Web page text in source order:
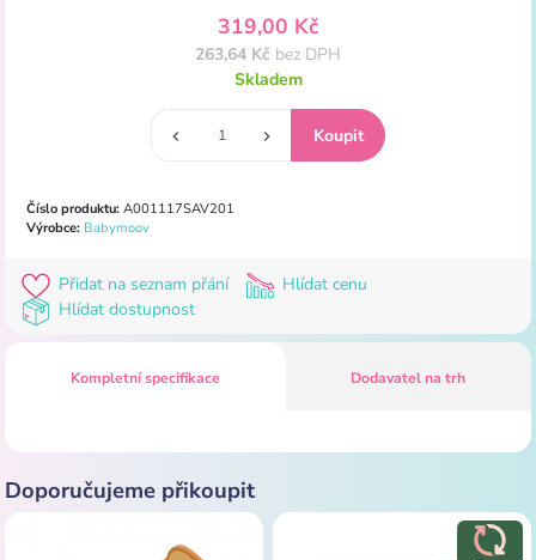
319,00 Kč
263,64 Kč bez DPH
Skladem
Číslo produktu:A001117SAV201
Výrobce: Babymoov
Přidat na seznam přání
Hlídat cenu
Hlídat dostupnost
Kompletní specifikace Dodavatel na trh
Doporučujeme přikoupit